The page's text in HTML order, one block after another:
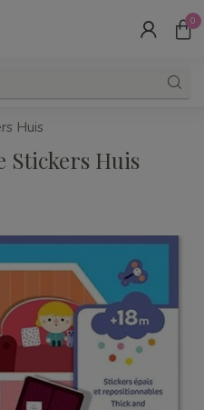
0
Huis
Stickers Huis